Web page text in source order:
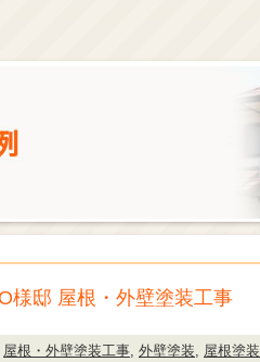
様邸 屋根・外壁塗装工事
屋根・外壁塗装工事, 外壁塗装, 屋根塗装